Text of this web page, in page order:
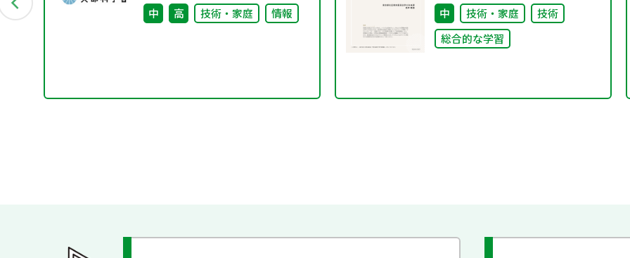
中 高 技術・家庭 情報
望 01「きたらっち」とは
中 技術・家庭
技術
総合的な学習